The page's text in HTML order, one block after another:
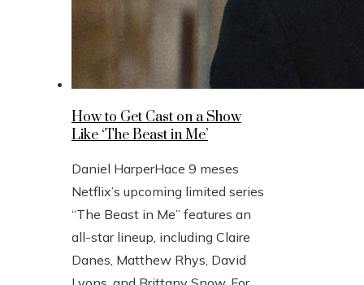
How to Get Cast on a Show
Like ‘The Beast in Me’
Daniel HarperHace 9 meses
Netflix’s upcoming limited series
“The Beast in Me” features an
all-star lineup, including Claire
Danes, Matthew Rhys, David